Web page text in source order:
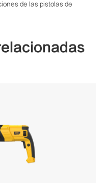
de las pistolas de